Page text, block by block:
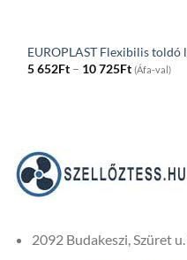
EUROPLAST Flexibilis toldó
5 652Ft – 10 725FtPrice
range:
(Áfa-val)
2092 Budakeszi, Szüret u.